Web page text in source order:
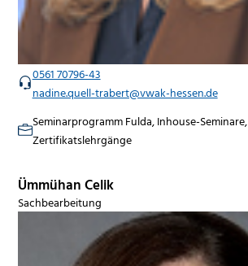
0561 70796-43
nadine.quell-trabert@vwak-hessen.de
Seminarprogramm Fulda, Inhouse-Seminare,
Zertifikatslehrgänge
Ümmühan Celik
Sachbearbeitung